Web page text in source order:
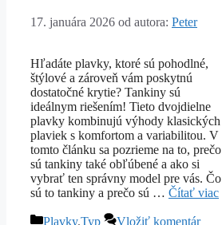
17. januára 2026 od autora: Peter
Hľadáte plavky, ktoré sú pohodlné,
štýlové a zároveň vám poskytnú
dostatočné krytie? Tankiny sú
ideálnym riešením! Tieto dvojdielne
plavky kombinujú výhody klasických
plaviek s komfortom a variabilitou. V
tomto článku sa pozrieme na to, prečo
sú tankiny také obľúbené a ako si
vybrať ten správny model pre vás. Čo
sú to tankiny a prečo sú … Čítať viac
Kategórie
Plavky,Typ Vložiť komentár